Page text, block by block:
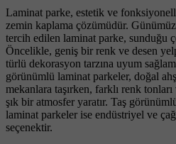
Laminat parke, estetik ve
zemin kaplama çözümüdür.
tercih edilen laminat parke, sunduğu
Öncelikle, geniş bir renk ve desen
türlü dekorasyon tarzına uyum
görünümlü laminat parkeler, doğal
mekanlara taşırken, farklı renk
şık bir atmosfer yaratır. Taş
laminat parkeler ise endüstriyel ve
seçenektir.